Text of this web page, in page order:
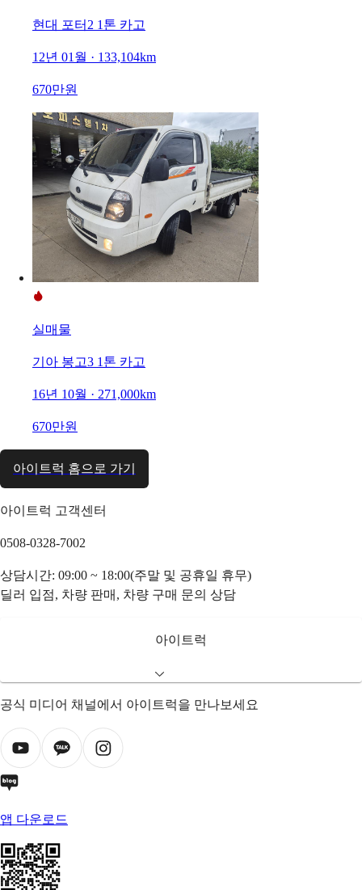
현대 포터2 1톤 카고
12년 01월 · 133,104km
670만원
실매물
기아 봉고3 1톤 카고
16년 10월 · 271,000km
670만원
아이트럭 홈으로 가기
아이트럭 고객센터
0508-0328-7002
상담시간: 09:00 ~ 18:00(주말 및 공휴일 휴무)
딜러 입점, 차량 판매, 차량 구매 문의 상담
아이트럭
공식 미디어 채널에서 아이트럭을 만나보세요
앱 다운로드